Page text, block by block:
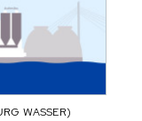
WASSER)